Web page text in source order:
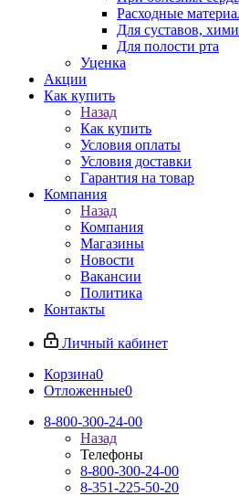
Расходные
Для суставов,
Для полости рта
Уценка
Акции
Как купить
Назад
Как купить
Условия оплаты
Условия доставки
Гарантия на товар
Компания
Назад
Компания
Магазины
Новости
Вакансии
Политика
Контакты
Личный кабинет
Корзина0
Отложенные0
8-800-300-24-00
Назад
Телефоны
8-800-300-24-00
8-351-225-50-20